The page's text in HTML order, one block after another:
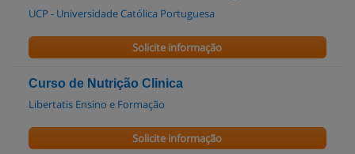
UCP - Universidade Católica Portuguesa
Solicite informação
Curso de Nutrição Clinica
Libertatis Ensino e Formação
Solicite informação